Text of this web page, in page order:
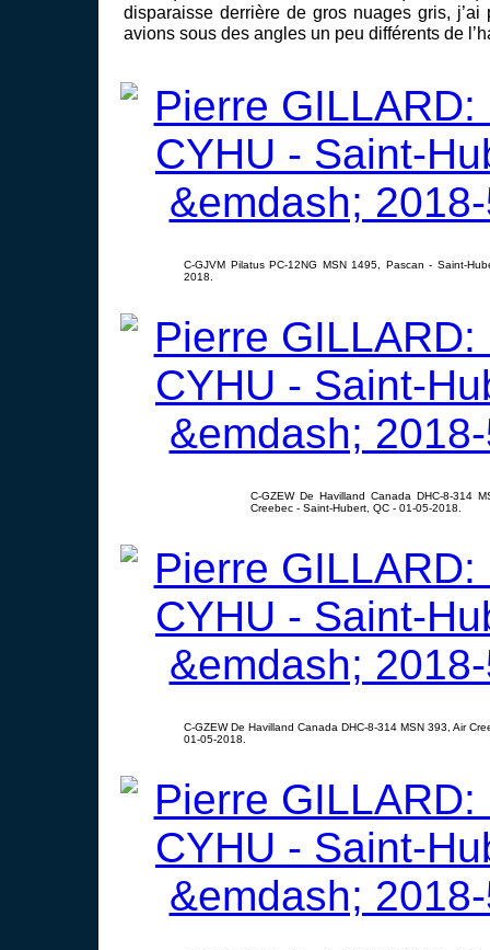
disparaisse derrière de gros nuages gris, j’ai
avions sous des angles un peu différents de
C-GJVM Pilatus PC-12NG MSN 1495, Pascan - Saint-
2018.
C-GZEW De Havilland Canada DHC-8-314
Creebec - Saint-Hubert, QC - 01-05-2018.
C-GZEW De Havilland Canada DHC-8-314 MSN 393, Air
01-05-2018.